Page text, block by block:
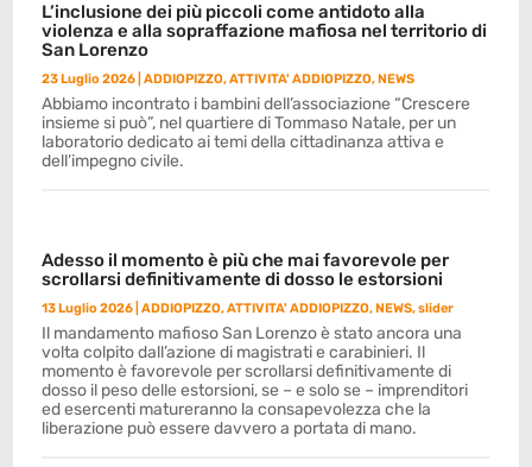
L’inclusione dei più piccoli come antidoto alla
violenza e alla sopraffazione mafiosa nel territorio di
San Lorenzo
23 Luglio 2026 |ADDIOPIZZO,ATTIVITA' ADDIOPIZZO,NEWS
Abbiamo incontrato i bambini dell’associazione “Crescere
insieme si può”, nel quartiere di Tommaso Natale, per un
laboratorio dedicato ai temi della cittadinanza attiva e
dell’impegno civile.
Adesso il momento è più che mai favorevole per
scrollarsi definitivamente di dosso le estorsioni
13 Luglio 2026 |ADDIOPIZZO,ATTIVITA' ADDIOPIZZO,NEWS,slider
Il mandamento mafioso San Lorenzo è stato ancora una
volta colpito dall’azione di magistrati e carabinieri. Il
momento è favorevole per scrollarsi definitivamente di
dosso il peso delle estorsioni, se – e solo se – imprenditori
ed esercenti matureranno la consapevolezza che la
liberazione può essere davvero a portata di mano.